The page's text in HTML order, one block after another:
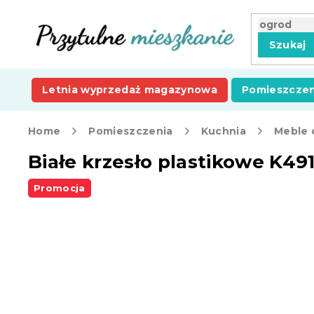
Szukaj
Letnia wyprzedaż magazynowa
Home Pomieszczenia Kuchnia Meble
Białe krzesło plastikowe K491
Promocja